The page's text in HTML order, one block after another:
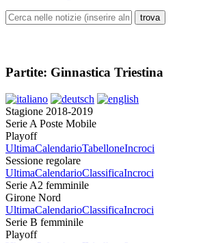
Partite: Ginnastica Triestina
Stagione 2018-2019
Serie A Poste Mobile
Playoff
UltimaCalendarioTabelloneIncroci
Sessione regolare
UltimaCalendarioClassificaIncroci
Serie A2 femminile
Girone Nord
UltimaCalendarioClassificaIncroci
Serie B femminile
Playoff